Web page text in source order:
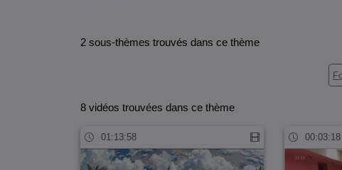
2 sous-thèmes trouvés dans ce thème
8 vidéos trouvées dans ce thème
01:13:58 00:03:18